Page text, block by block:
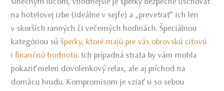
slnečným lúčom, vhodnejšie je šperky bezpečne uschovať
na hotelovej izbe (ideálne v sejfe) a „prevetrať“ ich len
v skorších ranných či večerných hodinách. Špeciálnou
kategóriou súšperky, ktoré majú pre vás obrovskú citovú
i finančnú hodnotu. Ich prípadná strata by vám mohla
pokaziť nielen dovolenkový relax, ale aj príchod na
domácu hrudu. Kompromisom je vziať si so sebou